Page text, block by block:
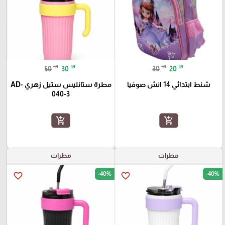
30 ₪ 20 ₪
شنط ابتدائي 14 انش صوفيا
add_shopping_cart
50 ₪ 30 ₪
مطرة ستانليس ستيل زهري AD-
040-3
add_shopping_cart
مطرات
favorite_border -40%
مطرات
favorite_border -40%